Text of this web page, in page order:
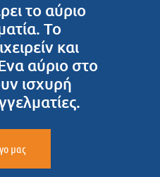
το αύριο
Το
και
αύριο στο
ισχυρή
μας